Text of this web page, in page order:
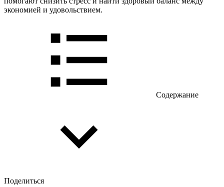
экономией и удовольствием.
Содержание
Поделиться